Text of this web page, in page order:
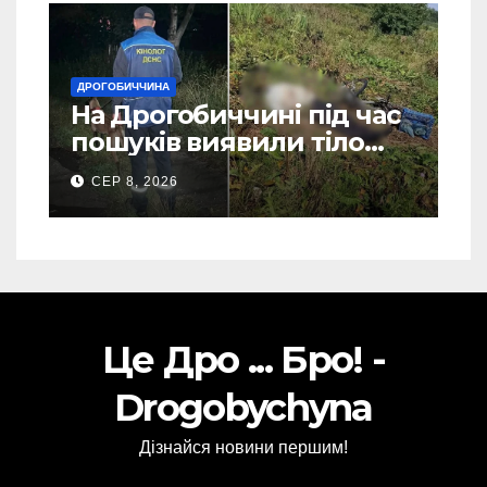
ДРОГОБИЧЧИНА
На Дрогобиччині під час
пошуків виявили тіло
зниклого чоловіка (Фото)
СЕР 8, 2026
Це Дро ... Бро! -
Drogobychyna
Дізнайся новини першим!